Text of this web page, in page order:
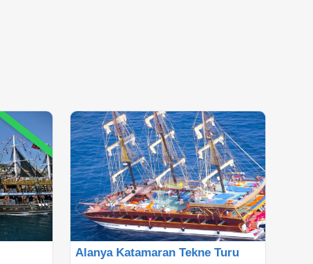
Alanya Katamaran Tekne Turu